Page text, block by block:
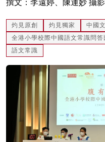
撰文：李遠婷、陳運妙 攝
灼見原創 灼見獨家 中國
全港小學校際中國語文常識問答
語文常識